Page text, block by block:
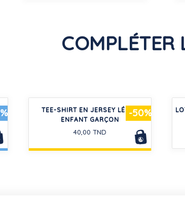
COMPLÉTER
-50%
TEE-SHIRT EN JERSEY LÉGER
ENFANT GARÇON
40,00 TND